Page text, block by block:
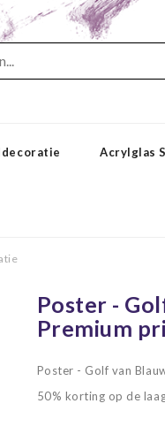
Acrylglas
Poster -
Premium
Poster - Golf van
50% korting op de